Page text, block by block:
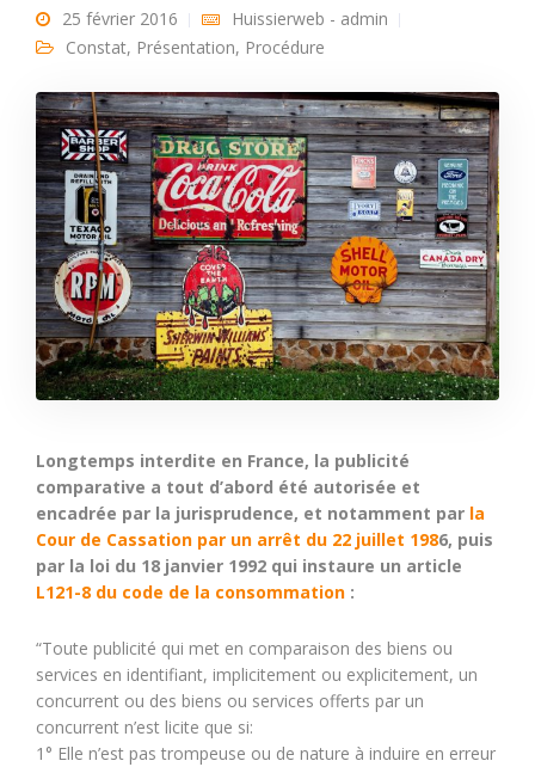
25 février 2016
Huissierweb - admin
Constat, Présentation, Procédure
Longtemps interdite en France, la publicité
comparative a tout d’abord été autorisée et
encadrée par la jurisprudence, et notamment par la
Cour de Cassation par un arrêt du 22 juillet 1986, puis
par la loi du 18 janvier 1992 qui instaure un article
L121-8 du code de la consommation :
“Toute publicité qui met en comparaison des biens ou
services en identifiant, implicitement ou explicitement, un
concurrent ou des biens ou services offerts par un
concurrent n’est licite que si:
1° Elle n’est pas trompeuse ou de nature à induire en erreur